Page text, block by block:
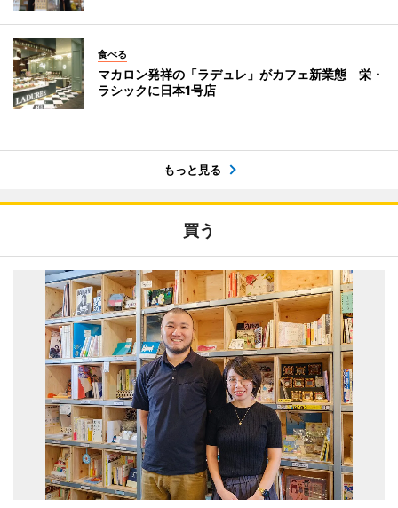
食べる
マカロン発祥の「ラデュレ」がカフェ新業態 栄・
ラシックに日本1号店
もっと見る
買う